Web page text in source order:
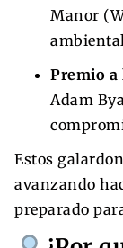
Manor
Premio
Adam
Estos
avanzando
preparado